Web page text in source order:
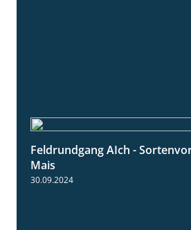
Feldrundgang AIch -
Mais
30.09.2024